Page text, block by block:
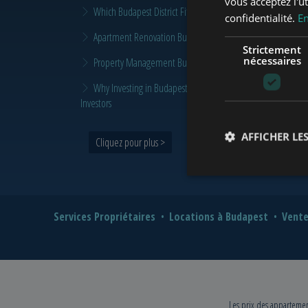
Which Budapest District Fits Which Property Investor in 2026?
Apartment Renovation Budapest: How to Plan a Smarter
Property Management Budapest: When Does It Make Sense
Why Investing in Budapest Real Estate is a Smart Move in
Investors
Cliquez pour plus >
Services Propriétaires Locations à Budapest
Les prix des
confidentialité.
Strictement
nécessaires
AFFICHER